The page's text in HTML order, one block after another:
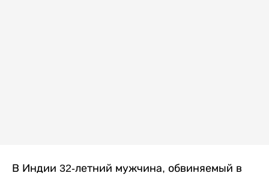
В Индии 32-летний мужчина, обвиняемый в